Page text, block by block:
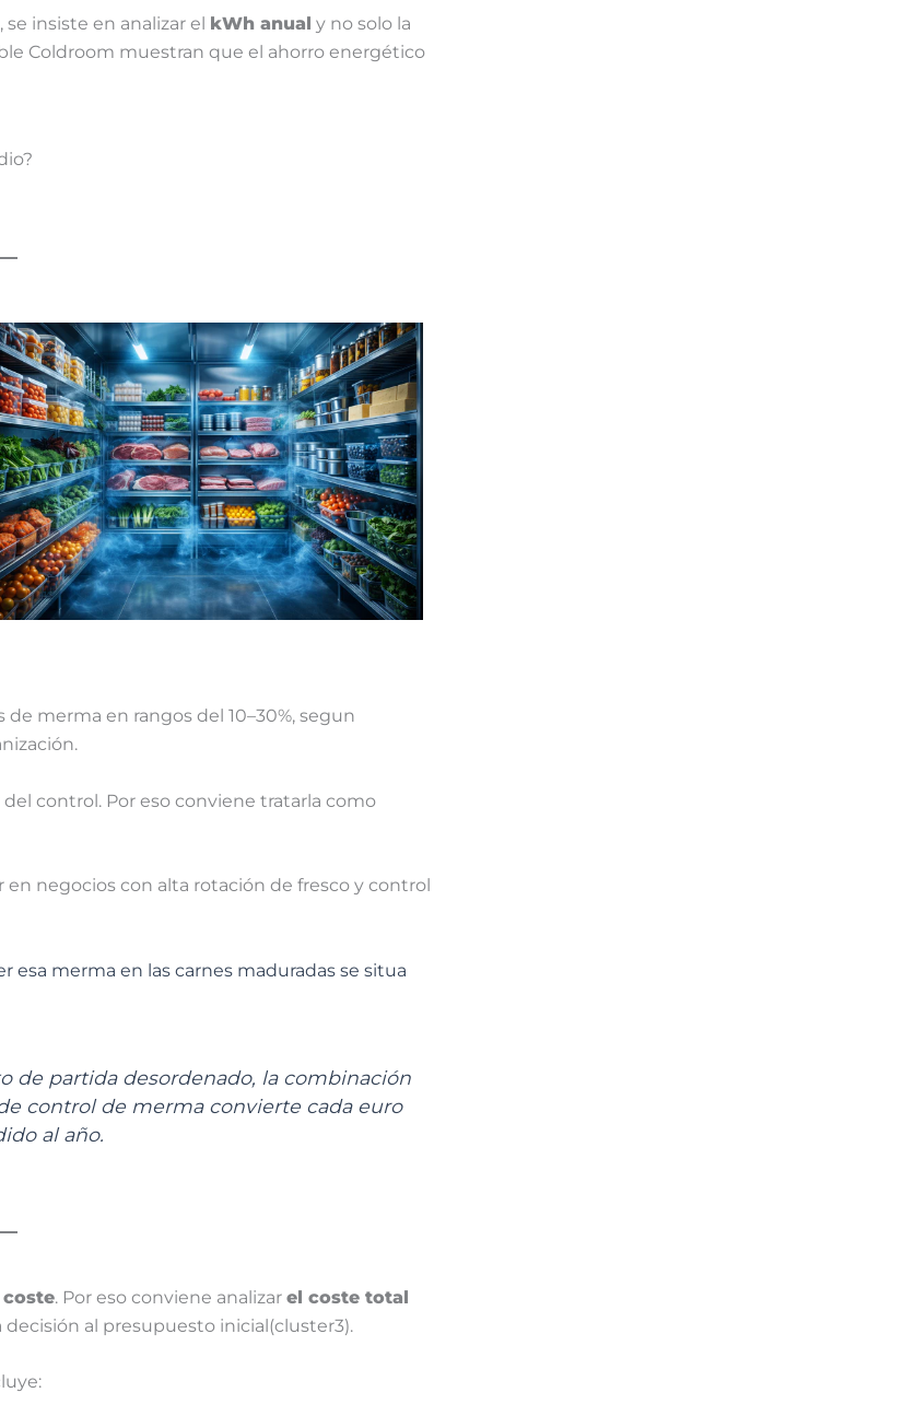
insiste en analizar el kWh anual y no solo la
Coldroom muestran que el ahorro energético
merma en rangos del 10–30%, segun
control. Por eso conviene tratarla como
negocios con alta rotación de fresco y control
esa merma en las carnes maduradas se situa
de partida desordenado, la combinación
control de merma convierte cada euro
al año.
coste. Por eso conviene analizar el coste total
decisión al presupuesto inicial(cluster3).